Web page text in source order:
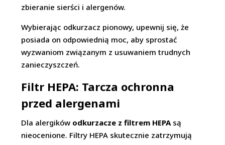
zbieranie sierści i alergenów.
Wybierając odkurzacz pionowy, upewnij się, że
posiada on odpowiednią moc, aby sprostać
wyzwaniom związanym z usuwaniem trudnych
zanieczyszczeń.
Filtr HEPA: Tarcza ochronna
przed alergenami
Dla alergików odkurzacze z filtrem HEPA są
nieocenione. Filtry HEPA skutecznie zatrzymują